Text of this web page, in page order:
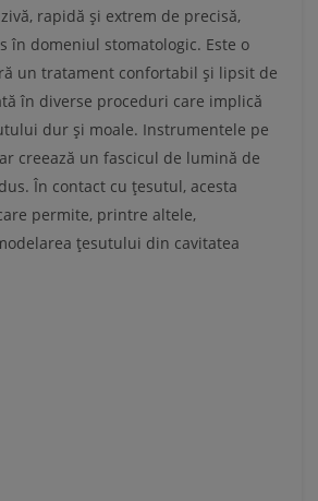
rapidă și extrem de precisă,
în domeniul stomatologic. Este o
un tratament confortabil și lipsit de
în diverse proceduri care implică
dur și moale. Instrumentele pe
creează un fascicul de lumină de
În contact cu țesutul, acesta
permite, printre altele,
țesutului din cavitatea